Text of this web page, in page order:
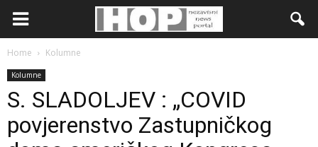
Home Kolumne
Kolumne
S. SLADOLJEV : „COVID
povjerenstvo Zastupničkog